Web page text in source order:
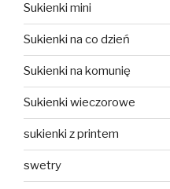
Sukienki mini
Sukienki na co dzień
Sukienki na komunię
Sukienki wieczorowe
sukienki z printem
swetry